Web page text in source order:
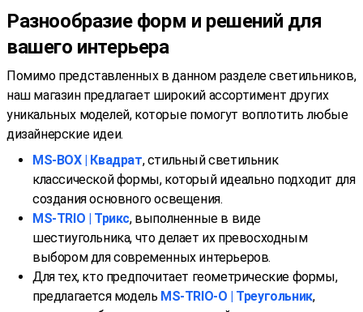
Разнообразие форм и решений для
вашего интерьера
Помимо представленных в данном разделе светильников,
наш магазин предлагает широкий ассортимент других
уникальных моделей, которые помогут воплотить любые
дизайнерские идеи.
MS-BOX | Квадрат, стильный светильник
классической формы, который идеально подходит для
создания основного освещения.
MS-TRIO | Трикс, выполненные в виде
шестиугольника, что делает их превосходным
выбором для современных интерьеров.
Для тех, кто предпочитает геометрические формы,
предлагается модель MS-TRIO-O | Треугольник,